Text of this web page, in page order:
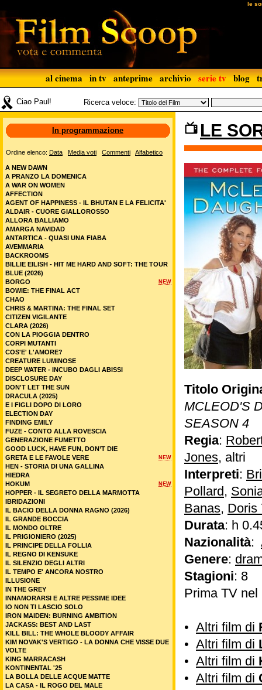
le
al cinema in tv anteprime archivio serie tv blog
Ciao Paul! Ricerca veloce:
LE
Titolo
MCLEOD'S
SEASON 4
Regia:
Jones, altri
Interpreti:
Pollard,
Banas, Doris
Durata: h
Nazionalità:
Genere:
Stagioni: 8
Prima TV
• Altri film di
• Altri film di
• Altri film di
• Altri film di
In programmazione
Ordine elenco: Data Media voti Commenti Alfabetico
A NEW DAWN
A PRANZO LA DOMENICA
A WAR ON WOMEN
AFFECTION
AGENT OF HAPPINESS - IL BHUTAN E LA FELICITA'
ALDAIR - CUORE GIALLOROSSO
ALLORA BALLIAMO
AMARGA NAVIDAD
ANTARTICA - QUASI UNA FIABA
AVEMMARIA
BACKROOMS
BILLIE EILISH - HIT ME HARD AND SOFT: THE TOUR
BLUE (2026)
NEW
BORGO
BOWIE: THE FINAL ACT
CHAO
CHRIS & MARTINA: THE FINAL SET
CITIZEN VIGILANTE
CLARA (2026)
CON LA PIOGGIA DENTRO
CORPI MUTANTI
COS'E' L'AMORE?
CREATURE LUMINOSE
DEEP WATER - INCUBO DAGLI ABISSI
DISCLOSURE DAY
DON'T LET THE SUN
DRACULA (2025)
E I FIGLI DOPO DI LORO
ELECTION DAY
FINDING EMILY
FUZE - CONTO ALLA ROVESCIA
GENERAZIONE FUMETTO
GOOD LUCK, HAVE FUN, DON’T DIE
NEW
GRETA E LE FAVOLE VERE
HEN - STORIA DI UNA GALLINA
HIEDRA
NEW
HOKUM
HOPPER - IL SEGRETO DELLA MARMOTTA
IBRIDAZIONI
IL BACIO DELLA DONNA RAGNO (2026)
IL GRANDE BOCCIA
IL MONDO OLTRE
IL PRIGIONIERO (2025)
IL PRINCIPE DELLA FOLLIA
IL REGNO DI KENSUKE
IL SILENZIO DEGLI ALTRI
IL TEMPO E' ANCORA NOSTRO
ILLUSIONE
IN THE GREY
INNAMORARSI E ALTRE PESSIME IDEE
IO NON TI LASCIO SOLO
IRON MAIDEN: BURNING AMBITION
JACKASS: BEST AND LAST
KILL BILL: THE WHOLE BLOODY AFFAIR
KIM NOVAK'S VERTIGO - LA DONNA CHE VISSE DUE
VOLTE
KING MARRACASH
KONTINENTAL '25
LA BOLLA DELLE ACQUE MATTE
LA CASA - IL ROGO DEL MALE